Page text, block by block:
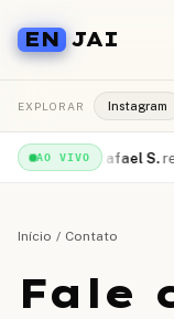
EN JAI
EXPLORAR Instagram
AO VIVO
· há 1minRafael S.
Início / Contato
Fale